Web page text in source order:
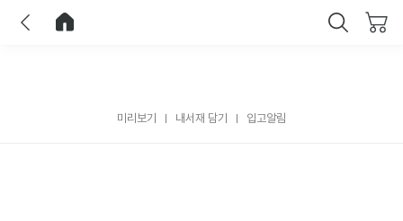
미리보기 내서재 담기 입고알림